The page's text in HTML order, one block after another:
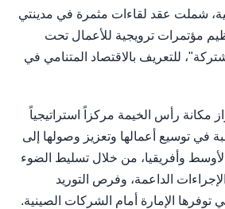
شملت عقد لقاءات مثمرة في مدينتي
مؤتمرات ترويجية للأعمال تحت
للتعريف بالاقتصاد المتنامي في
مكانة رأس الخيمة مركزاً استراتيجياً
في توسيع أعمالها وتعزيز وصولها إلى
وأفريقيا، من خلال تسليط الضوء
الداعمة، وفرص التوريد
توفرها الإمارة أمام الشركات الصينية.